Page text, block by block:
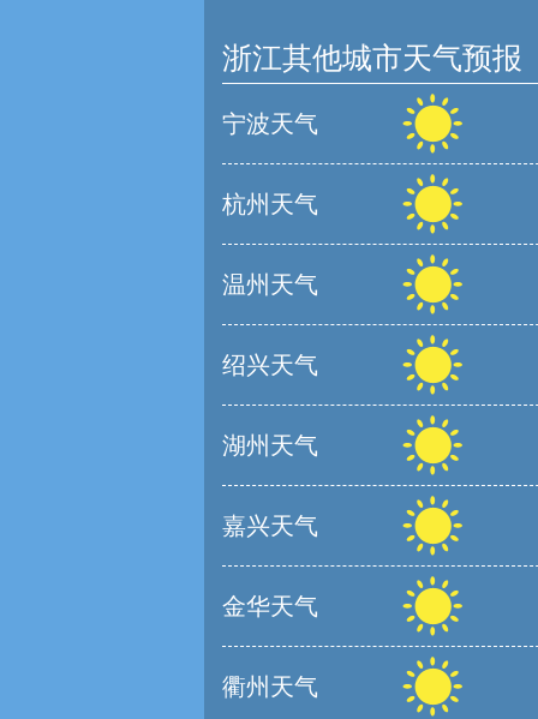
浙江其他城市天气预报
宁波天气
杭州天气
温州天气
绍兴天气
湖州天气
嘉兴天气
金华天气
衢州天气